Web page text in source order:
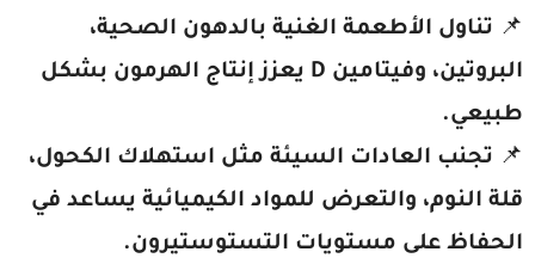
📌 تناول الأطعمة الغنية بالدهون الصحية،
البروتين، وفيتامين D يعزز إنتاج الهرمون بشكل
طبيعي.
📌 تجنب العادات السيئة مثل استهلاك الكحول،
قلة النوم، والتعرض للمواد الكيميائية يساعد في
الحفاظ على مستويات التستوستيرون.